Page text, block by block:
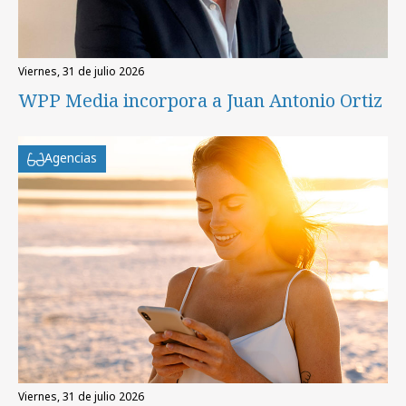
viernes, 31 de julio 2026
WPP Media incorpora a Juan Antonio Ortiz
Agencias
viernes, 31 de julio 2026